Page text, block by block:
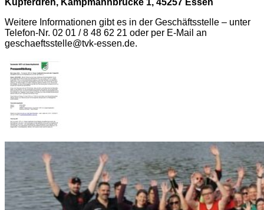
Kupferdreh, Kampmannbrücke 1, 45257 Essen
Weitere Informationen gibt es in der Geschäftsstelle – unter
Telefon-Nr. 02 01 / 8 48 62 21 oder per E-Mail an
geschaeftsstelle@tvk-essen.de.